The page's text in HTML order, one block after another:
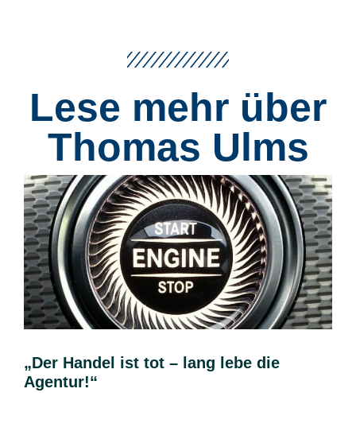
Lese mehr über
Thomas Ulms
„Der Handel ist tot – lang lebe die
Agentur!“